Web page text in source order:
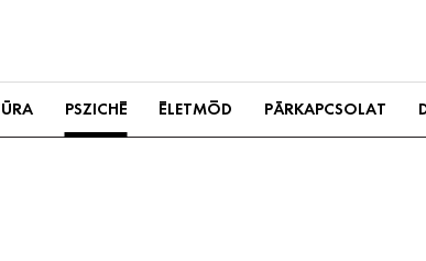
PSZICHÉ ÉLETMÓD PÁRKAPCSOLAT